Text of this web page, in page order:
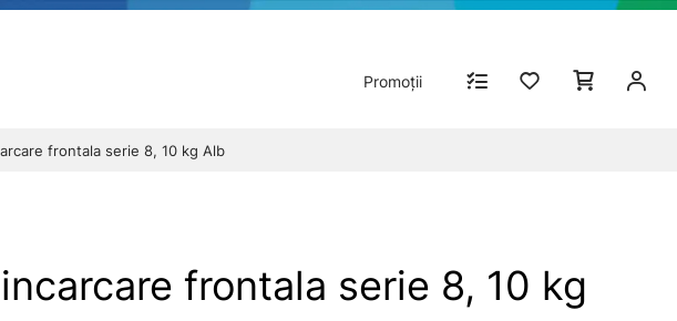
Promoții
frontala serie 8, 10 kg Alb
frontala serie 8, 10 kg